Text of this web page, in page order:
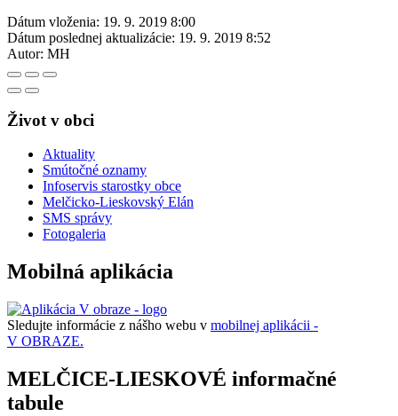
Dátum vloženia: 19. 9. 2019 8:00
Dátum poslednej aktualizácie: 19. 9. 2019 8:52
Autor: MH
Život v obci
Aktuality
Smútočné oznamy
Infoservis starostky obce
Melčicko-Lieskovský Elán
SMS správy
Fotogaleria
Mobilná aplikácia
Sledujte informácie z nášho webu v mobilnej aplikácii -
V OBRAZE.
MELČICE-LIESKOVÉ informačné
tabule